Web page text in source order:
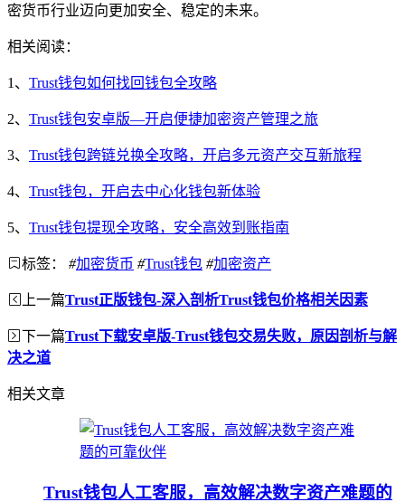
密货币行业迈向更加安全、稳定的未来。
相关阅读：
1、 Trust钱包如何找回钱包全攻略
2、 Trust钱包安卓版—开启便捷加密资产管理之旅
3、 Trust钱包跨链兑换全攻略，开启多元资产交互新旅程
4、 Trust钱包，开启去中心化钱包新体验
5、 Trust钱包提现全攻略，安全高效到账指南
标签： #加密货币 #Trust钱包 #加密资产
上一篇Trust正版钱包-深入剖析Trust钱包价格相关因素
下一篇Trust下载安卓版-Trust钱包交易失败，原因剖析与解
决之道
相关文章
Trust钱包人工客服，高效解决数字资产难题的